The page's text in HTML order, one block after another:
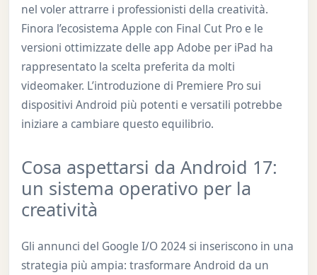
nel voler attrarre i professionisti della creatività.
Finora l’ecosistema Apple con Final Cut Pro e le
versioni ottimizzate delle app Adobe per iPad ha
rappresentato la scelta preferita da molti
videomaker. L’introduzione di Premiere Pro sui
dispositivi Android più potenti e versatili potrebbe
iniziare a cambiare questo equilibrio.
Cosa aspettarsi da Android 17:
un sistema operativo per la
creatività
Gli annunci del Google I/O 2024 si inseriscono in una
strategia più ampia: trasformare Android da un